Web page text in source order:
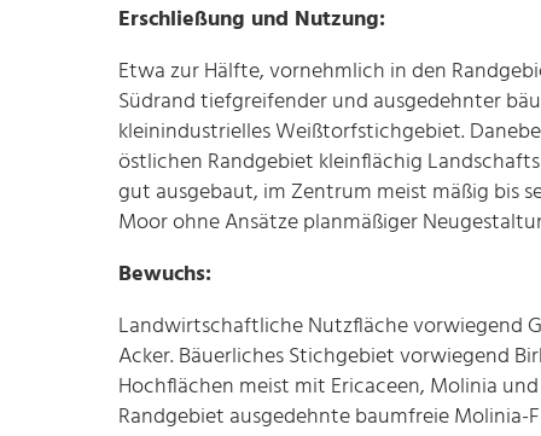
Erschließung und Nutzung:
Etwa zur Hälfte, vornehmlich in den
Südrand tiefgreifender und ausgedehnter
kleinindustrielles Weißtorfstichgebiet.
östlichen Randgebiet kleinflächig
gut ausgebaut, im Zentrum meist mäßig bis
Moor ohne Ansätze planmäßiger
Bewuchs:
Landwirtschaftliche Nutzfläche vorwiegend
Acker. Bäuerliches Stichgebiet vorwiegend
Hochflächen meist mit Ericaceen, Molinia
Randgebiet ausgedehnte baumfreie Molinia-